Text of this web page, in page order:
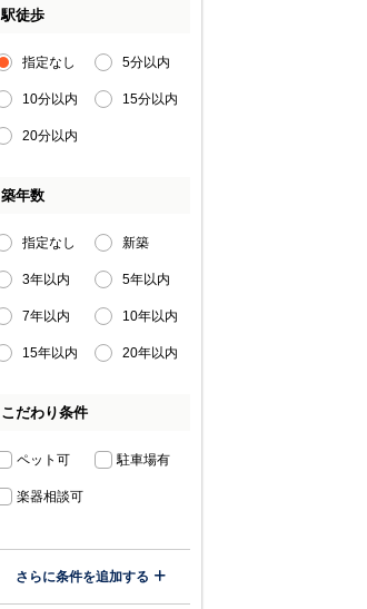
駅徒歩
指定なし 5分以内
10分以内 15分以内
20分以内
築年数
指定なし 新築
3年以内 5年以内
7年以内 10年以内
15年以内 20年以内
こだわり条件
ペット可 駐車場有
楽器相談可
さらに条件を追加する